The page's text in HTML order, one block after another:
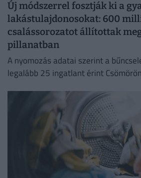
Új módszerrel fosztják ki a
lakástulajdonosokat: 600
csalássorozatot állítottak
pillanatban
A nyomozás adatai szerint a
legalább 25 ingatlant érint